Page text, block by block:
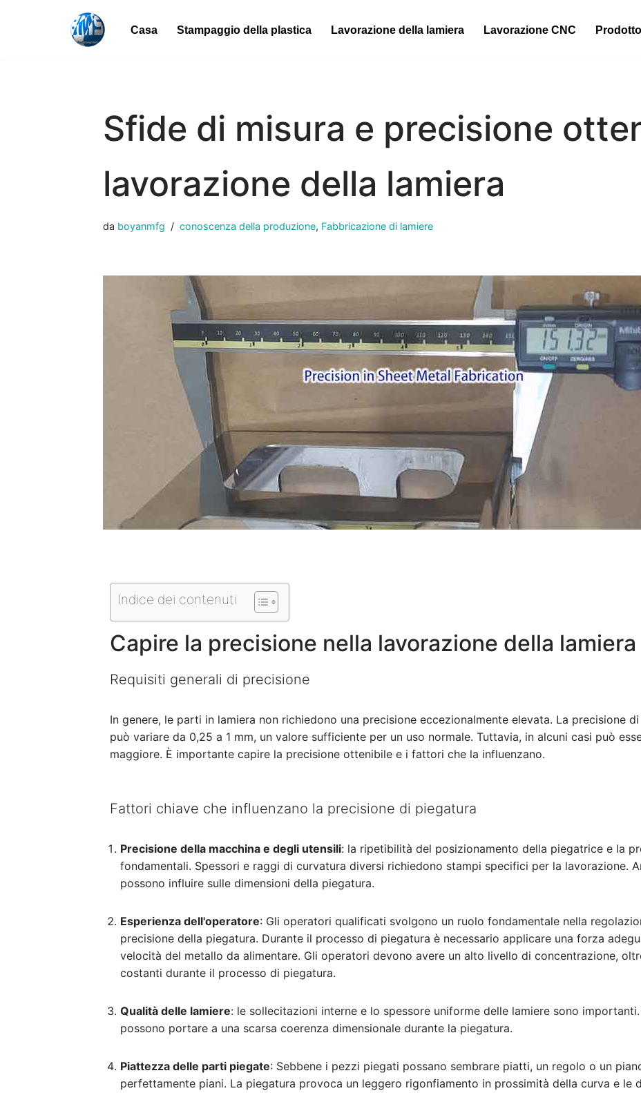
Casa Stampaggio della plastica Lavorazione della lamiera Lavorazione CNC Prodotto
Sfide di misura e precisione
lavorazione della lamiera
da boyanmfg conoscenza della produzione, Fabbricazione di lamiere
Indice dei contenuti
Capire la precisione nella lavorazione della lamiera
Requisiti generali di precisione
In genere, le parti in lamiera non richiedono una precisione eccezionalmente elevata. La precisione
può variare da 0,25 a 1 mm, un valore sufficiente per un uso normale. Tuttavia, in alcuni casi può
maggiore. È importante capire la precisione ottenibile e i fattori che la influenzano.
Fattori chiave che influenzano la precisione di piegatura
Precisione della macchina e degli utensili: la ripetibilità del posizionamento della piegatrice e la
fondamentali. Spessori e raggi di curvatura diversi richiedono stampi specifici per la lavorazione.
possono influire sulle dimensioni della piegatura.
Esperienza dell'operatore: Gli operatori qualificati svolgono un ruolo fondamentale nella
precisione della piegatura. Durante il processo di piegatura è necessario applicare una forza
velocità del metallo da alimentare. Gli operatori devono avere un alto livello di concentrazione,
costanti durante il processo di piegatura.
Qualità delle lamiere: le sollecitazioni interne e lo spessore uniforme delle lamiere sono
possono portare a una scarsa coerenza dimensionale durante la piegatura.
Piattezza delle parti piegate: Sebbene i pezzi piegati possano sembrare piatti, un regolo o un
perfettamente piani. La piegatura provoca un leggero rigonfiamento in prossimità della curva e le